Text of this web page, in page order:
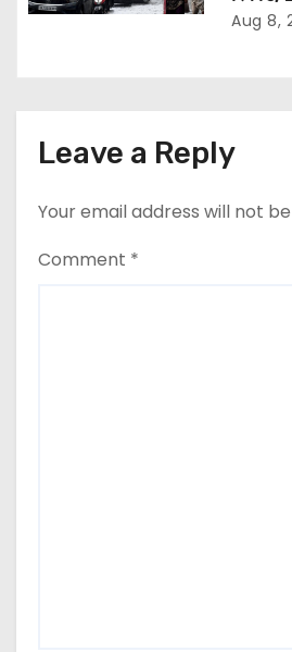
बादल
Aug 8,
Leave a Reply
Your email address will not
Comment *